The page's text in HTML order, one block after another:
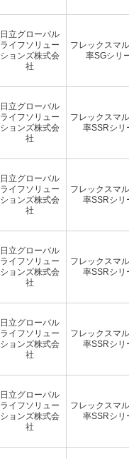
日立グローバル
ライフソリュー
ションズ株式会
社
フレックスマ
率SGシリ
日立グローバル
ライフソリュー
ションズ株式会
社
フレックスマ
率SSRシリ
日立グローバル
ライフソリュー
ションズ株式会
社
フレックスマ
率SSRシリ
日立グローバル
ライフソリュー
ションズ株式会
社
フレックスマ
率SSRシリ
日立グローバル
ライフソリュー
ションズ株式会
社
フレックスマ
率SSRシリ
日立グローバル
ライフソリュー
ションズ株式会
社
フレックスマ
率SSRシリ